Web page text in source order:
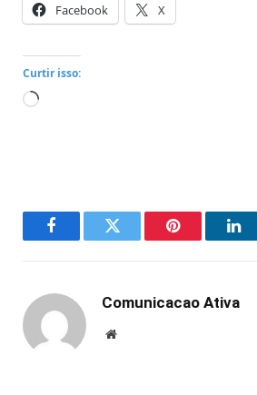
Facebook X
Curtir isso:
Carregando...
FacebookTwitter Pinterest
Comunicacao Ativa
Website